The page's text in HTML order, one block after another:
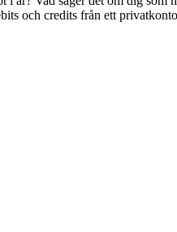
och credits från ett